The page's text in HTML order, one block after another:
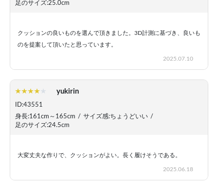
足のサイズ:25.0cm
クッションの良いものを選んで頂きました。3D計測に基づき、良いも
のを提案して頂いたと思っています。
2025.07.10
yukirin
ID:43551
身長:161cm～165cm / サイズ感:ちょうどいい /
足のサイズ:24.5cm
大変丈夫な作りで、クッションがよい。長く履けそうである。
2025.06.18